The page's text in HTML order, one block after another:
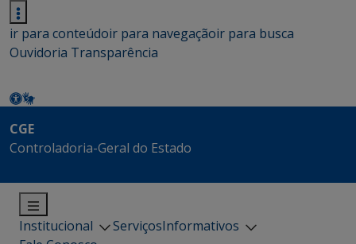
ir para conteúdoir para navegaçãoir para busca
Ouvidoria Transparência
CGE
Controladoria-Geral do Estado
Institucional ServiçosInformativos